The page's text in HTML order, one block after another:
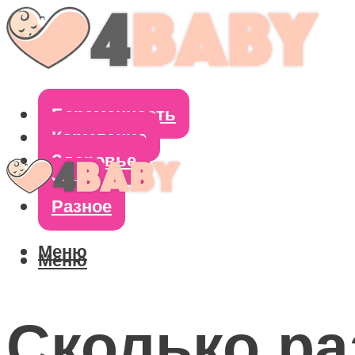
Беременность
Кормление
Здоровье
Уход
Разное
Меню
Меню